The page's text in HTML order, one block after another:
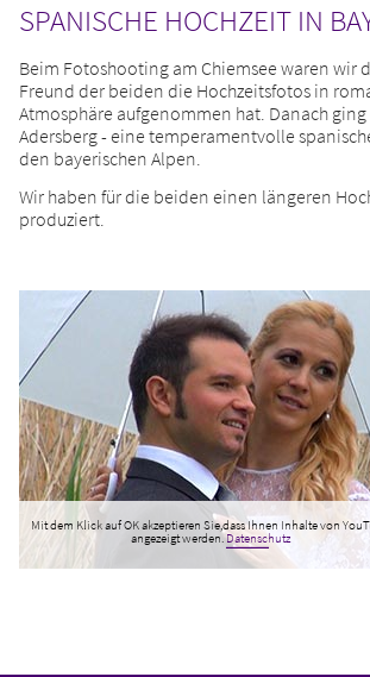
SPANISCHE HOCHZEIT IN
Beim Fotoshooting am Chiemsee waren wir
Freund der beiden die Hochzeitsfotos in
Atmosphäre aufgenommen hat. Danach ging
Adersberg - eine temperamentvolle
den bayerischen Alpen.
Wir haben für die beiden einen längeren
produziert.
Mit dem Klick auf OK akzeptieren Sie,dass Ihnen Inhalte von
angezeigt werden.Datenschutz